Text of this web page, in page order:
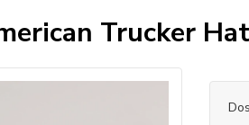
Trucker